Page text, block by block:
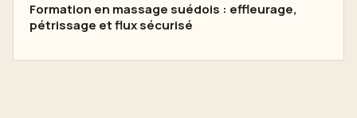
Formation en massage suédois : effleurage,
pétrissage et flux sécurisé